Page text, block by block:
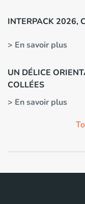
INTERPACK 2026,
> En savoir plus
UN DÉLICE
COLLÉES
> En savoir plus